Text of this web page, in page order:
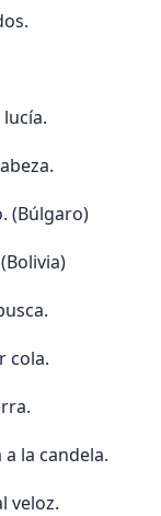
(Búlgaro)
cola.
la candela.
veloz.